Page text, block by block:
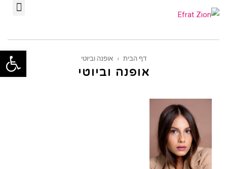
דף הבית › אופנה וביוטי
אופנה וביוטי
פתח